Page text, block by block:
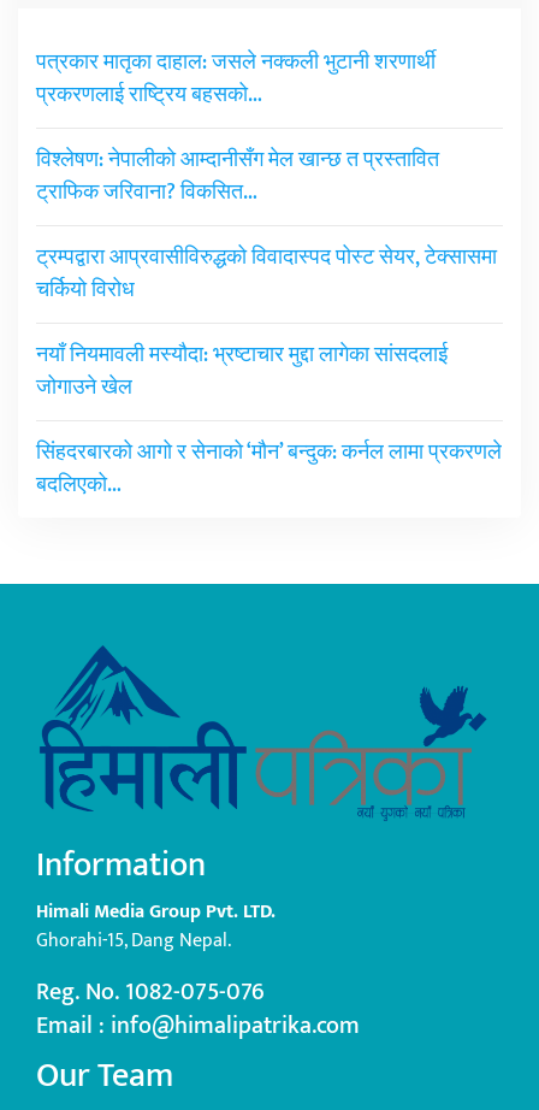
पत्रकार मातृका दाहाल: जसले नक्कली भुटानी शरणार्थी
प्रकरणलाई राष्ट्रिय बहसको…
विश्लेषण: नेपालीको आम्दानीसँग मेल खान्छ त प्रस्तावित
ट्राफिक जरिवाना? विकसित…
ट्रम्पद्वारा आप्रवासीविरुद्धको विवादास्पद पोस्ट सेयर, टेक्सासमा
चर्कियो विरोध
नयाँ नियमावली मस्यौदा: भ्रष्टाचार मुद्दा लागेका सांसदलाई
जोगाउने खेल
सिंहदरबारको आगो र सेनाको ‘मौन’ बन्दुक: कर्नल लामा प्रकरणले
बदलिएको…
Information
Himali Media Group Pvt. LTD.
Ghorahi-15, Dang Nepal.
Reg. No. 1082-075-076
Email : info@himalipatrika.com
Our Team